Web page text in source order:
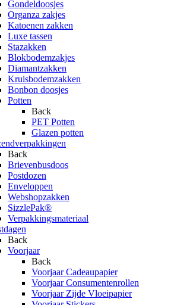
Gondeldoosjes
Organza zakjes
Katoenen zakken
Luxe tassen
Stazakken
Blokbodemzakjes
Diamantzakken
Kruisbodemzakken
Bonbon doosjes
Potten
Back
PET Potten
Glazen potten
Back
Brievenbusdoos
Postdozen
Enveloppen
Webshopzakken
SizzlePak®
Verpakkingsmateriaal
Back
Voorjaar
Back
Voorjaar Cadeaupapier
Voorjaar Consumentenrollen
Voorjaar Zijde Vloeipapier